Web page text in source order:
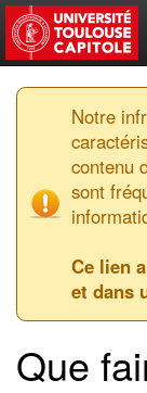
Notre
contenu
sont
Ce lien
et dans
Que